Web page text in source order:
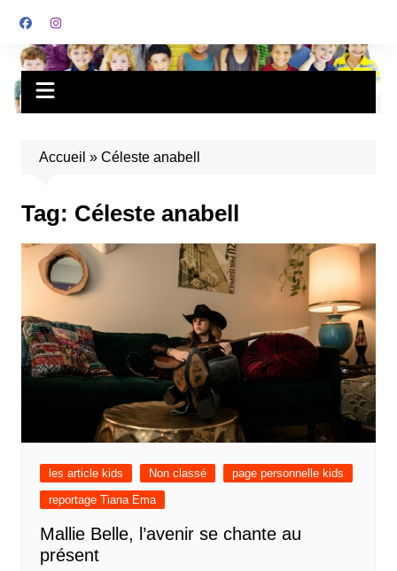
Accueil » Céleste anabell
Tag: Céleste anabell
les article kids Non classé
page personnelle kids
reportage Tiana Ema
Mallie Belle, l’avenir se chante au
présent